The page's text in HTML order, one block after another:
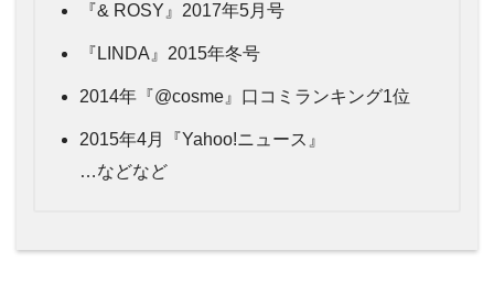
『& ROSY』2017年5月号
『LINDA』2015年冬号
2014年『@cosme』口コミランキング1位
2015年4月『Yahoo!ニュース』
…などなど